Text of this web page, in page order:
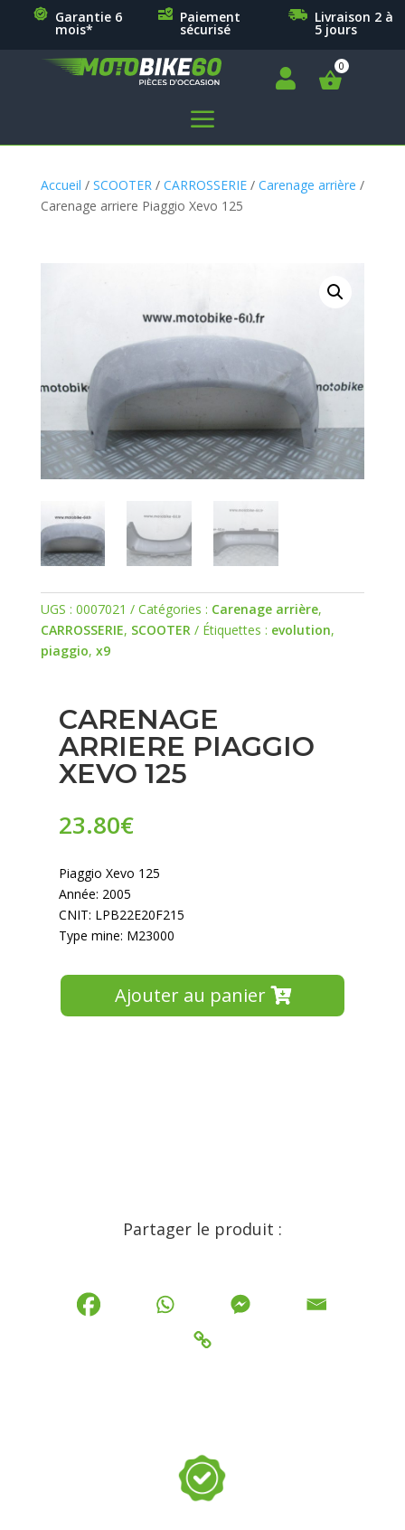
Garantie 6
mois*
Paiement
sécurisé
Livraison 2 à
5 jours

a
Accueil / SCOOTER / CARROSSERIE/ Carenage arrière /
Carenage arriere Piaggio Xevo 125
UGS : 0007021 Catégories : Carenage arrière,
CARROSSERIE, SCOOTER Étiquettes : evolution,
piaggio, x9
CARENAGE
ARRIERE PIAGGIO
XEVO 125
23.80€
Piaggio Xevo 125
Année: 2005
CNIT: LPB22E20F215
Type mine: M23000
Ajouter au panier
Partager le produit :